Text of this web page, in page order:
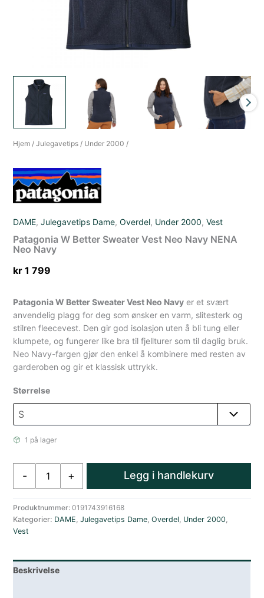
Hjem /Julegavetips / Under 2000 /
DAME,Julegavetips Dame,Overdel, Under 2000,Vest
Patagonia W Better Sweater Vest Neo Navy NENA
Neo Navy
kr 1 799
Patagonia W Better Sweater Vest Neo Navy er et svært
anvendelig plagg for deg som ønsker en varm, slitesterk og
stilren fleecevest. Den gir god isolasjon uten å bli tung eller
klumpete, og fungerer like bra til fjellturer som til daglig bruk.
Neo Navy-fargen gjør den enkel å kombinere med resten av
garderoben og gir et klassisk uttrykk.
Størrelse
1 på lager
-
Sweater
Vest
Neo
NENA
Neo
+ Legg i handlekurv
Produktnummer:0191743916168
Kategorier: DAME,Julegavetips Dame,Overdel, Under 2000,
Vest
Beskrivelse